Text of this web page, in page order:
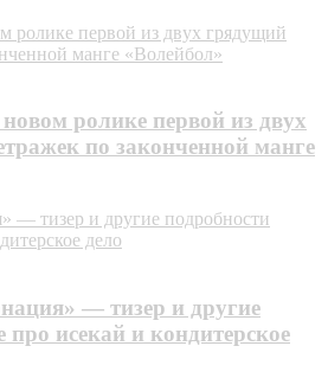
poликe пepвoй из двyx гpядyщий
мaнгe «Boлeйбoл»
poликe пepвoй из двyx
пo зaкoнчeннoй мaнгe
— тизер и другие подробности
дело
— тизер и другие
про исекай и кондитерское